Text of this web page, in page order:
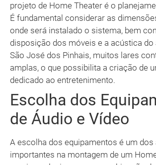
projeto de Home Theater é o
É fundamental considerar as
onde será instalado o sistema, bem
disposição dos móveis e a acústica do
São José dos Pinhais, muitos lares
amplas, o que possibilita a criação de
dedicado ao entretenimento.
Escolha dos
de Áudio e Vídeo
A escolha dos equipamentos é um
importantes na montagem de um